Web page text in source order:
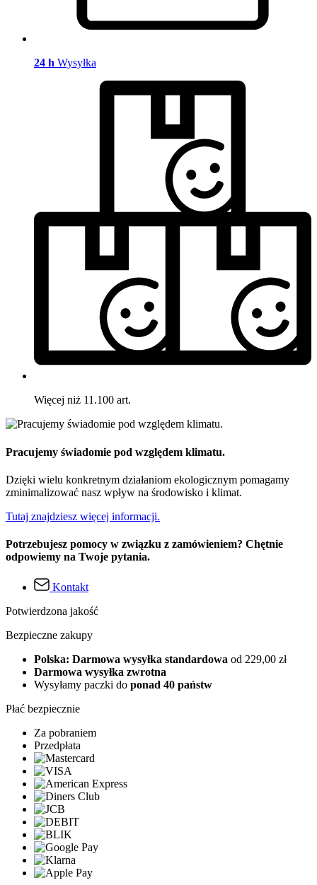
24 h Wysyłka
Więcej niż 11.100 art.
Pracujemy świadomie pod względem klimatu.
Dzięki wielu konkretnym działaniom ekologicznym pomagamy
zminimalizować nasz wpływ na środowisko i klimat.
Tutaj znajdziesz więcej informacji.
Potrzebujesz pomocy w związku z zamówieniem? Chętnie
odpowiemy na Twoje pytania.
Kontakt
Potwierdzona jakość
Bezpieczne zakupy
Polska: Darmowa wysyłka standardowa od 229,00 zł
Darmowa wysyłka zwrotna
Wysyłamy paczki do ponad 40 państw
Płać bezpiecznie
Za pobraniem
Przedpłata